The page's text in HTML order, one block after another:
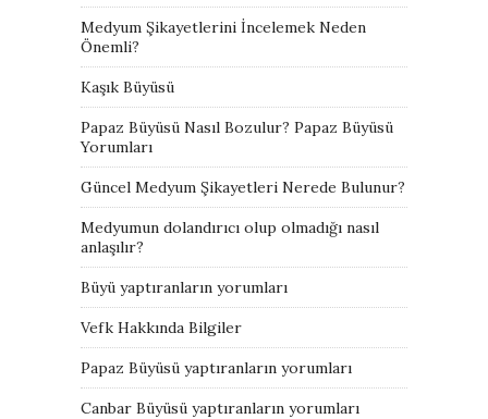
Medyum Şikayetlerini İncelemek Neden
Önemli?
Kaşık Büyüsü
Papaz Büyüsü Nasıl Bozulur? Papaz Büyüsü
Yorumları
Güncel Medyum Şikayetleri Nerede Bulunur?
Medyumun dolandırıcı olup olmadığı nasıl
anlaşılır?
Büyü yaptıranların yorumları
Vefk Hakkında Bilgiler
Papaz Büyüsü yaptıranların yorumları
Canbar Büyüsü yaptıranların yorumları